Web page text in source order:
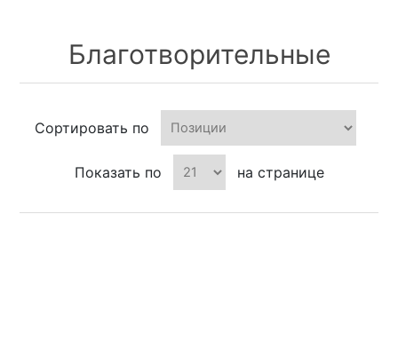
Благотворительные
Сортировать по
Показать по на странице